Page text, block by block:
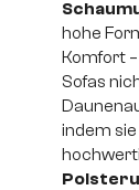
hohe
Komfort
Sofas
indem